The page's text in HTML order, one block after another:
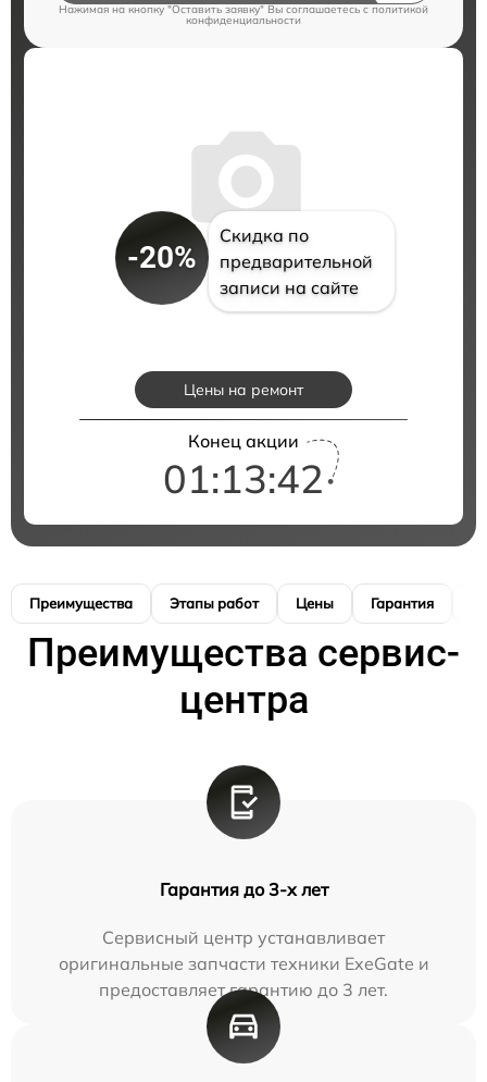
Нажимая на кнопку "Оставить заявку" Вы соглашаетесь cполитикой
конфиденциальности
-20%
Скидка по
предварительной
записи на сайте
Цены на ремонт
Конец акции
01:13:41
Преимущества Этапы работ Цены Гарантия
Преимущества сервис-
центра
Гарантия до 3-х лет
Сервисный центр устанавливает
оригинальные запчасти техники ExeGate и
предоставляет гарантию до 3 лет.